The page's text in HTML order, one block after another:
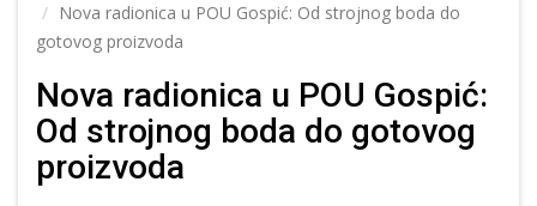
Nova radionica u POU Gospić: Od strojnog boda do
gotovog proizvoda
Nova radionica u POU Gospić:
Od strojnog boda do gotovog
proizvoda